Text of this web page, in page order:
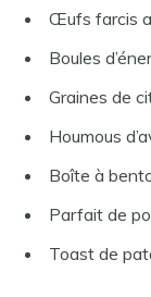
Œufs farcis
Boules
Graines de
Houmous
Boîte à
Parfait de
Toast de